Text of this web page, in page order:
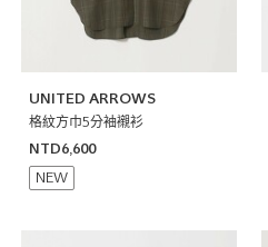
UNITED ARROWS
格紋方巾5分袖襯衫
NTD6,600
NEW